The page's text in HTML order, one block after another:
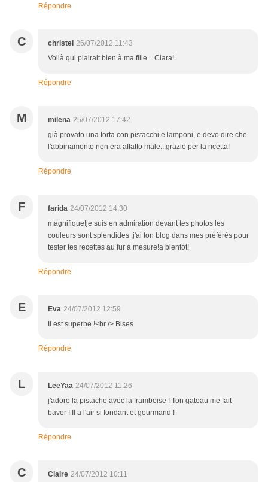
Répondre
C christel 26/07/2012 11:43
Voilà qui plairait bien à ma fille... Clara!
Répondre
M milena 25/07/2012 17:42
già provato una torta con pistacchi e lamponi, e devo dire che
l'abbinamento non era affatto male...grazie per la ricetta!
Répondre
F farida 24/07/2012 14:30
magnifique!je suis en admiration devant tes photos les
couleurs sont splendides ,j'ai ton blog dans mes préférés pour
tester tes recettes au fur à mesure!a bientot!
Répondre
E Eva 24/07/2012 12:59
Il est superbe !<br /> Bises
Répondre
L LeeYaa 24/07/2012 11:26
j'adore la pistache avec la framboise ! Ton gateau me fait
baver ! Il a l'air si fondant et gourmand !
Répondre
C Claire 24/07/2012 10:11